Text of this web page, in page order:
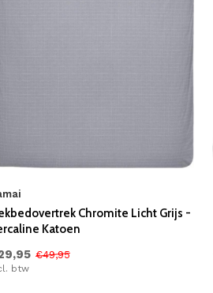
Chromite Licht Grijs -
Katoen
€49,95
btw